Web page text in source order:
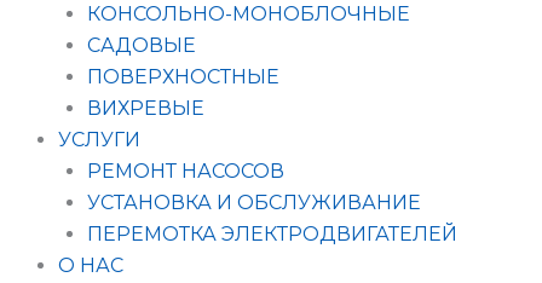
КОНСОЛЬНО-МОНОБЛОЧНЫЕ
САДОВЫЕ
ПОВЕРХНОСТНЫЕ
ВИХРЕВЫЕ
УСЛУГИ
РЕМОНТ НАСОСОВ
УСТАНОВКА И ОБСЛУЖИВАНИЕ
ПЕРЕМОТКА ЭЛЕКТРОДВИГАТЕЛЕЙ
О НАС